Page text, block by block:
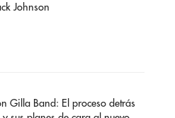
Johnson
Gilla Band: El proceso detrás